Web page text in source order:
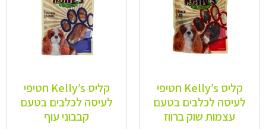
קליס Kelly’s חטיפי
לעיסה לכלבים בטעם
עצמות שוק ברווז
קליס Kelly’s חטיפי
לעיסה לכלבים בטעם
קבבוני עוף